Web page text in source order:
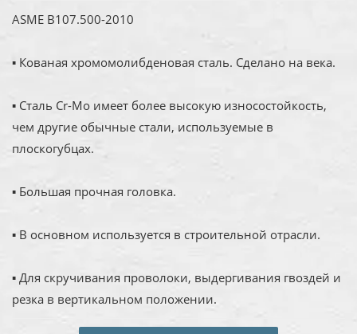
ASME B107.500-2010
▪ Кованая хромомолибденовая сталь. Сделано на века.
▪ Сталь Cr-Mo имеет более высокую износостойкость,
чем другие обычные стали, используемые в
плоскогубцах.
▪ Большая прочная головка.
▪ В основном используется в строительной отрасли.
▪ Для скручивания проволоки, выдергивания гвоздей и
резка в вертикальном положении.